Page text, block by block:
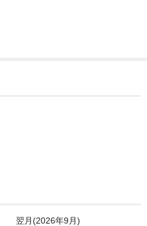
翌月(2026年9月)